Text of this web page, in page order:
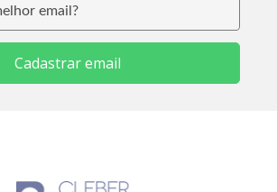
Cadastrar email